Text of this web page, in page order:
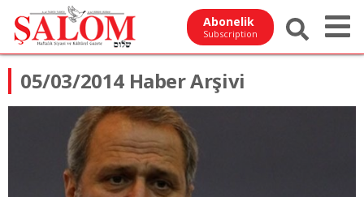
Abonelik
Subscription
05/03/2014 Haber Arşivi